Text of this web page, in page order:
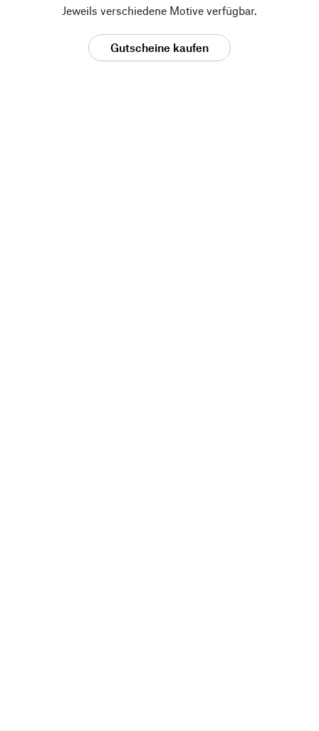
Jeweils verschiedene Motive verfügbar.
Gutscheine kaufen